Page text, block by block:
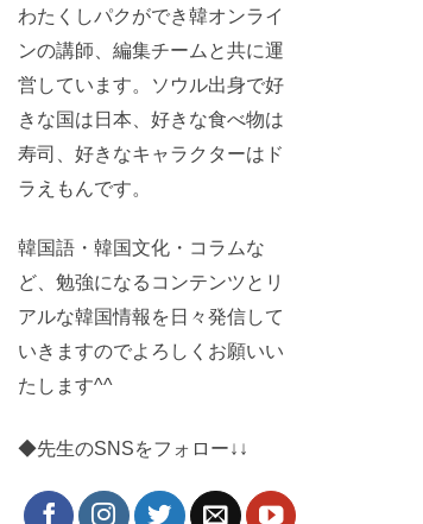
わたくしパクができ韓オンライ
ンの講師、編集チームと共に運
営しています。ソウル出身で好
きな国は日本、好きな食べ物は
寿司、好きなキャラクターはド
ラえもんです。
韓国語・韓国文化・コラムな
ど、勉強になるコンテンツとリ
アルな韓国情報を日々発信して
いきますのでよろしくお願いい
たします^^
◆先生のSNSをフォロー↓↓